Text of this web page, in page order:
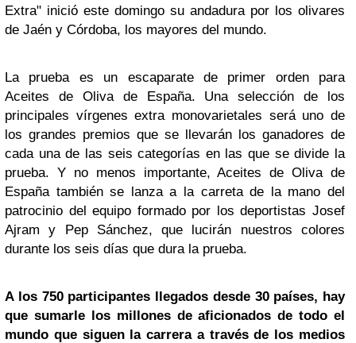
Extra" inició este domingo su andadura por los olivares
de Jaén y Córdoba, los mayores del mundo.
La prueba es un escaparate de primer orden para
Aceites de Oliva de España. Una selección de los
principales vírgenes extra monovarietales será uno de
los grandes premios que se llevarán los ganadores de
cada una de las seis categorías en las que se divide la
prueba. Y no menos importante, Aceites de Oliva de
España también se lanza a la carreta de la mano del
patrocinio del equipo formado por los deportistas Josef
Ajram y Pep Sánchez, que lucirán nuestros colores
durante los seis días que dura la prueba.
A los 750 participantes llegados desde 30 países, hay
que sumarle los millones de aficionados de todo el
mundo que siguen la carrera a través de los medios